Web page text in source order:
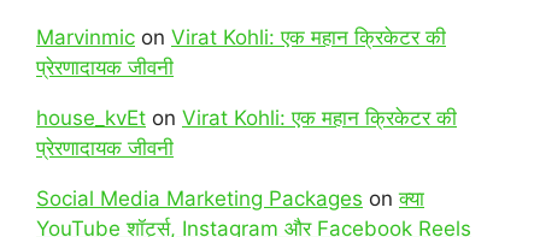
Marvinmic on Virat Kohli: एक महान क्रिकेटर की
प्रेरणादायक जीवनी
house_kvEt on Virat Kohli: एक महान क्रिकेटर की
प्रेरणादायक जीवनी
Social Media Marketing Packages onक्या
YouTube शॉर्ट्स, Instagram और Facebook Reels